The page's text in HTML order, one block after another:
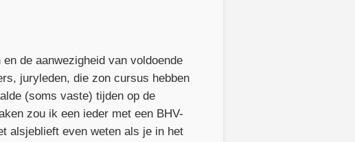
de aanwezigheid van voldoende
juryleden, die zon cursus hebben
(soms vaste) tijden op de
zou ik een ieder met een BHV-
alsjeblieft even weten als je in het